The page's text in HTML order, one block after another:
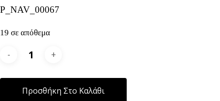
P_NAV_00067
19 σε απόθεμα
Προσθήκη Στο Καλάθι